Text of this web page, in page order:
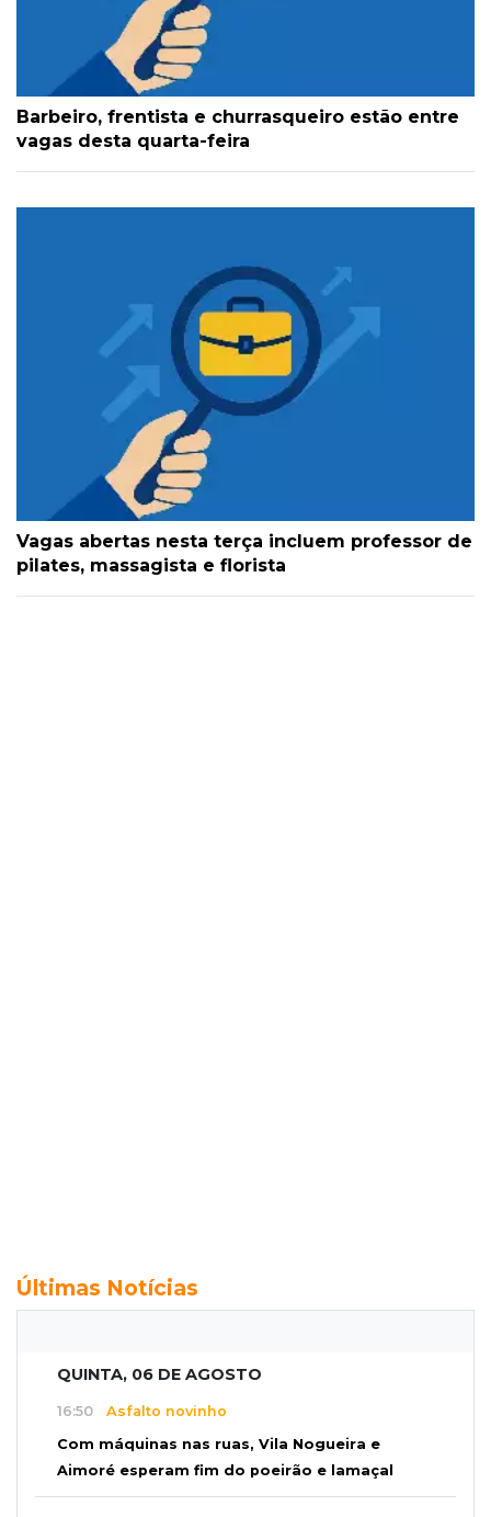
Barbeiro, frentista e churrasqueiro estão entre
vagas desta quarta-feira
Vagas abertas nesta terça incluem professor de
pilates, massagista e florista
Últimas Notícias
QUINTA, 06 DE AGOSTO
16:50 Asfalto novinho
Com máquinas nas ruas, Vila Nogueira e
Aimoré esperam fim do poeirão e lamaçal